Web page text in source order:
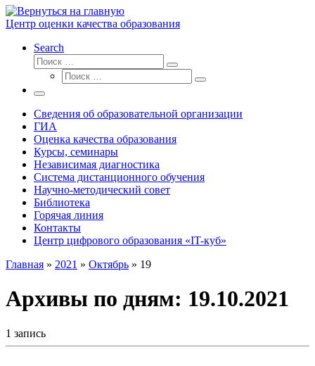
Центр оценки качества образования
Search
Поиск
Поиск
Поиск
Поиск
Меню
Сведения об образовательной организации
ГИА
Оценка качества образования
Курсы, семинары
Независимая диагностика
Система дистанционного обучения
Научно-методический совет
Библиотека
Горячая линия
Контакты
Центр цифрового образования «IT-куб»
Главная » 2021 » Октябрь » 19
Архивы по дням: 19.10.2021
1 запись